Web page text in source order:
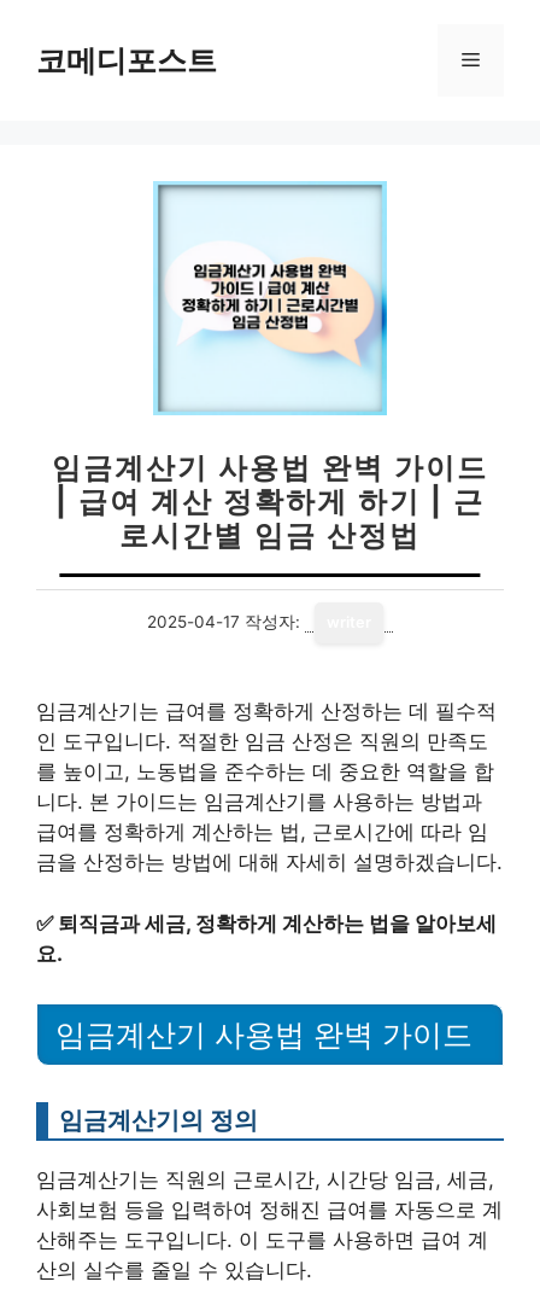
코메디포스트 메
임금계산기 사용법 완벽 가이드
| 급여 계산 정확하게 하기 | 근
로시간별 임금 산정법
2025-04-17 작성자:
임금계산기는 급여를 정확하게 산정하는 데 필수적
인 도구입니다. 적절한 임금 산정은 직원의 만족도
를 높이고, 노동법을 준수하는 데 중요한 역할을 합
니다. 본 가이드는 임금계산기를 사용하는 방법과
급여를 정확하게 계산하는 법, 근로시간에 따라 임
금을 산정하는 방법에 대해 자세히 설명하겠습니다.
✅ 퇴직금과 세금, 정확하게 계산하는 법을 알아보세
요.
임금계산기 사용법 완벽 가이드
임금계산기의 정의
임금계산기는 직원의 근로시간, 시간당 임금, 세금,
사회보험 등을 입력하여 정해진 급여를 자동으로 계
산해주는 도구입니다. 이 도구를 사용하면 급여 계
산의 실수를 줄일 수 있습니다.